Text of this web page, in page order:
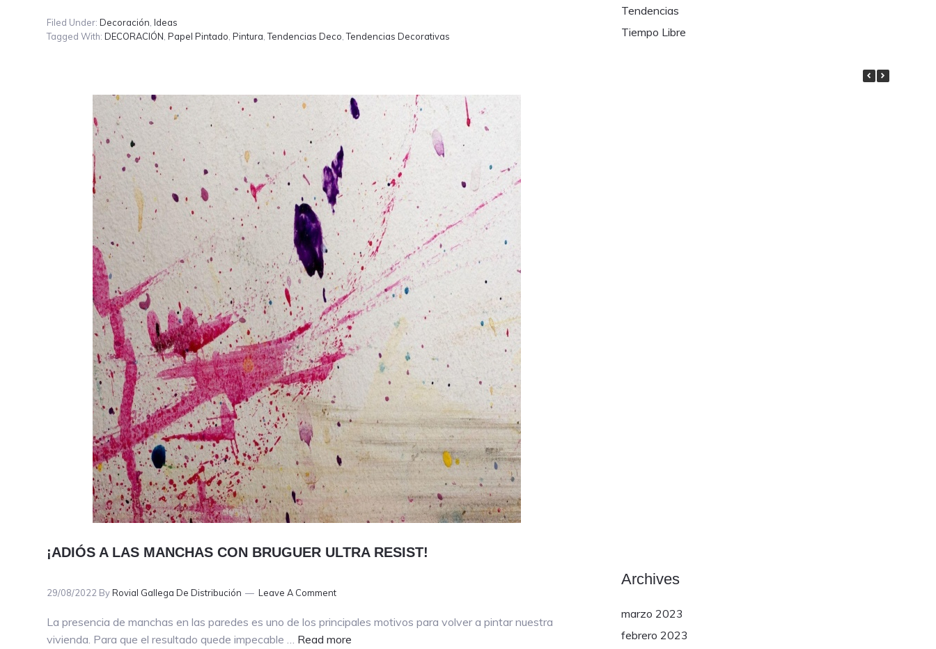
TENDENCIAS
PARA
ESTE
OTOÑO-
INVIERNO
2022!
Filed Under:Decoración ,Ideas
Tagged With:DECORACIÓN ,Papel Pintado ,Pintura ,Tendencias Deco ,Tendencias Decorativas
¡ADIÓS A LAS MANCHAS CON BRUGUER ULTRA RESIST!
29/08/2022 ByRovial Gallega De Distribución Leave A Comment
La presencia de manchas en las paredes es uno de los principales motivos para volver a pintar nuestra
vivienda. Para que el resultado quede impecable … Read more
Tendencias
Tiempo Libre
Archives
marzo 2023
febrero 2023